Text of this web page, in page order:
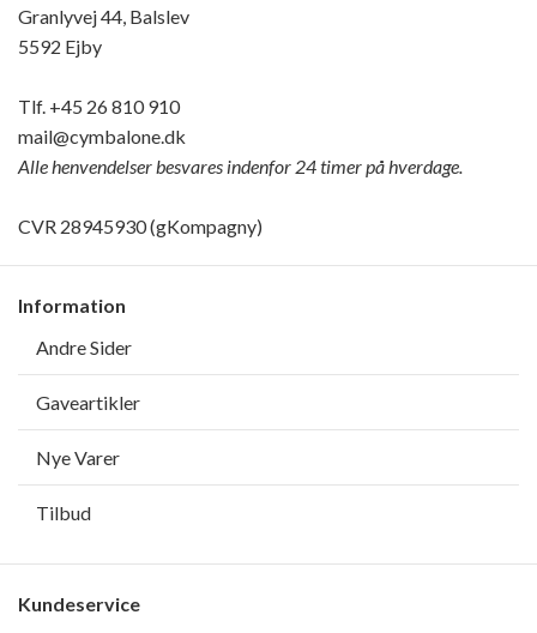
Granlyvej 44, Balslev
5592 Ejby
Tlf. +45 26 810 910
mail@cymbalone.dk
Alle henvendelser besvares indenfor 24 timer på hverdage.
CVR 28945930 (gKompagny)
Information
Andre Sider
Gaveartikler
Nye Varer
Tilbud
Kundeservice